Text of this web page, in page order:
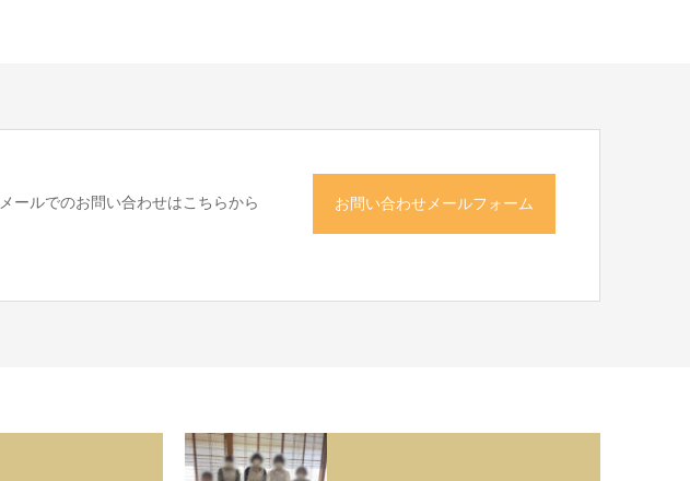
メールでのお問い合わせはこちらから お問い合わせメールフォーム